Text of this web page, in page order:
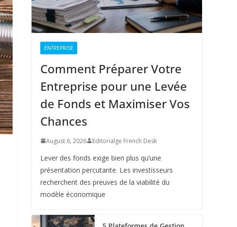
ENTREPRISE
Comment Préparer Votre
Entreprise pour une Levée
de Fonds et Maximiser Vos
Chances
August 6, 2026 Editorialge French Desk
Lever des fonds exige bien plus qu’une
présentation percutante. Les investisseurs
recherchent des preuves de la viabilité du
modèle économique